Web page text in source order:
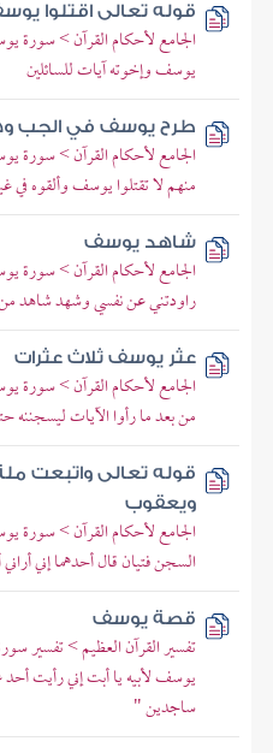
قوله تعالى اقتلوا
الجامع لأحكام القرآن > سورة
يوسف وإخوته آيات للسائلين
طرح يوسف في الجب
الجامع لأحكام القرآن > سورة
منهم لا تقتلوا يوسف وألقوه في
شاهد يوسف
الجامع لأحكام القرآن > سورة
راودتني عن نفسي وشهد شاهد
عثر يوسف ثلاث عثرات
الجامع لأحكام القرآن > سورة
من بعد ما رأوا الآيات ليسجننه
قوله تعالى واتبعت
ويعقوب
الجامع لأحكام القرآن > سورة
السجن فتيان قال أحدهما إني
قصة يوسف
تفسير القرآن العظيم > تفسير
يوسف لأبيه يا أبت إني رأيت
ساجدين "